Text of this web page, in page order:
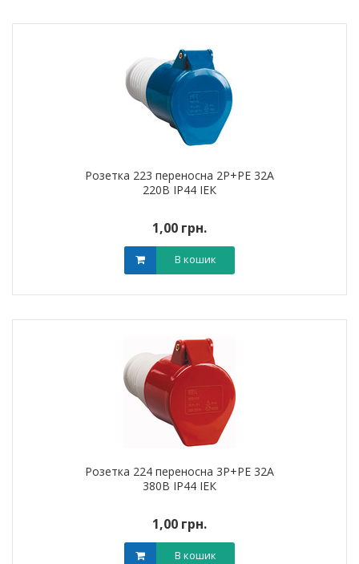
Розетка 223 переносна 2Р+РЕ 32А
220В IP44 ІЕК
1,00 грн.
В кошик
Розетка 224 переносна 3Р+РЕ 32А
380В IP44 ІЕК
1,00 грн.
В кошик